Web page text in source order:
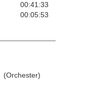
00:41:33
00:05:53
(Orchester)